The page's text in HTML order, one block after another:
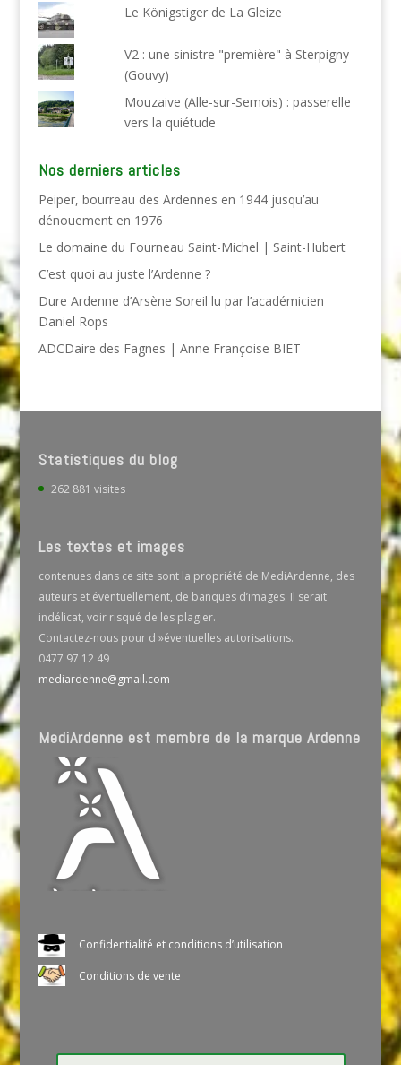
Le Königstiger de La Gleize
V2 : une sinistre "première" à Sterpigny
(Gouvy)
Mouzaive (Alle-sur-Semois) : passerelle
vers la quiétude
Nos derniers articles
Peiper, bourreau des Ardennes en 1944 jusqu’au
dénouement en 1976
Le domaine du Fourneau Saint-Michel | Saint-Hubert
C’est quoi au juste l’Ardenne ?
Dure Ardenne d’Arsène Soreil lu par l’académicien
Daniel Rops
ADCDaire des Fagnes | Anne Françoise BIET
Statistiques du blog
262 881 visites
Les textes et images
contenues dans ce site sont la propriété de MediArdenne, des
auteurs et éventuellement, de banques d’images. Il serait
indélicat, voir risqué de les plagier.
Contactez-nous pour d »éventuelles autorisations.
0477 97 12 49
mediardenne@gmail.com
MediArdenne est membre de la marque Ardenne
Confidentialité et conditions d’utilisation
Conditions de vente